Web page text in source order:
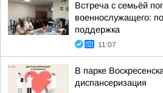
Встреча с семьёй
военнослужащего:
поддержка
11:07
В парке
диспансеризация